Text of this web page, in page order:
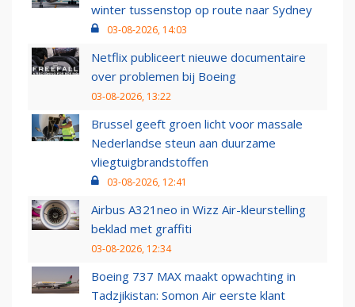
winter tussenstop op route naar Sydney
03-08-2026, 14:03
Netflix publiceert nieuwe documentaire
over problemen bij Boeing
03-08-2026, 13:22
Brussel geeft groen licht voor massale
Nederlandse steun aan duurzame
vliegtuigbrandstoffen
03-08-2026, 12:41
Airbus A321neo in Wizz Air-kleurstelling
beklad met graffiti
03-08-2026, 12:34
Boeing 737 MAX maakt opwachting in
Tadzjikistan: Somon Air eerste klant